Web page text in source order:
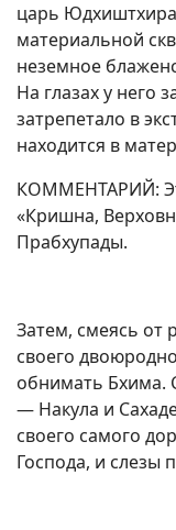
царь
материальной
неземное
На глазах у него
затрепетало в
находится в
КОММЕНТАРИЙ:
«Кришна,
Прабхупады.
Затем, смеясь от
своего
обнимать Бхима.
— Накула и
своего самого
Господа, и слезы